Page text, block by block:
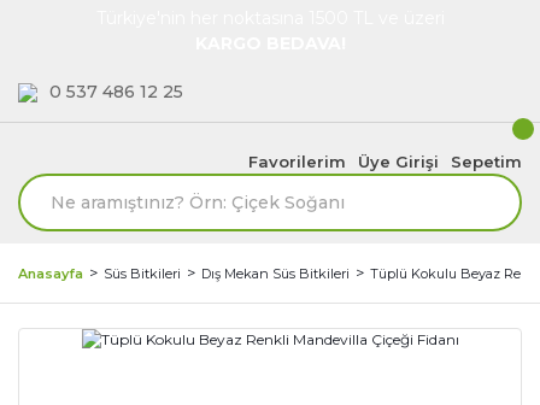
0 537 486 12 25
Favorilerim Üye Girişi Sepetim
Anasayfa Süs Bitkileri Dış Mekan Süs Bitkileri Tüplü Kokulu Beyaz